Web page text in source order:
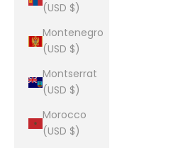
(USD $)
Montenegro
(USD $)
Montserrat
(USD $)
Morocco
(USD $)